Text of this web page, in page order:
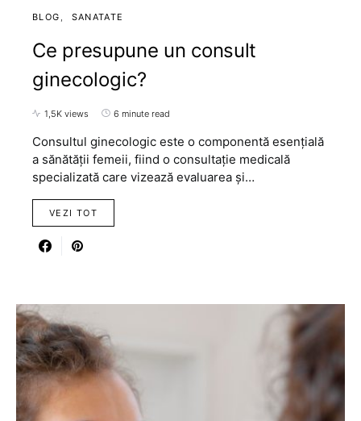
BLOG SANATATE
Ce presupune un consult
ginecologic?
1,5K views 6 minute read
Consultul ginecologic este o componentă esențială
a sănătății femeii, fiind o consultație medicală
specializată care vizează evaluarea și…
VEZI TOT